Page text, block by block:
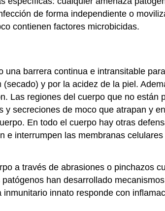
de forma independiente o
contienen factores microbicidas.
barrera continua e intransitable
y por la acidez de la piel.
Las regiones del cuerpo que no
secreciones de moco que atrapan y
En todo el cuerpo hay otras
interrumpen las membranas
a través de abrasiones o pinchazos
han desarrollado
innato responde con